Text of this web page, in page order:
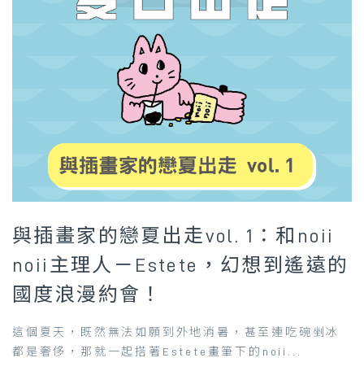
與插畫家的戀夏出走vol. 1：和noii
noii主理人－Estete，幻想到遙遠的
國度浪漫約會！
這個夏天，既然無法如願到外地消暑，甚至連吃碗剉冰
都是奢侈，那就一起搭著Estete畫筆下的noii...